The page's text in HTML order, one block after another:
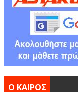
Ο ΚΑΙΡΟΣ